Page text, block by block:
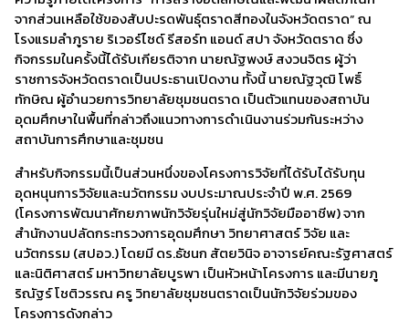
จากส่วนเหลือใช้ของสับปะรดพันธุ์ตราดสีทองในจังหวัดตราด” ณ
โรงแรมลำภูราย ริเวอร์ไซด์ รีสอร์ท แอนด์ สปา จังหวัดตราด ซึ่ง
กิจกรรมในครั้งนี้ได้รับเกียรติจาก นายณัฐพงษ์ สงวนจิตร ผู้ว่า
ราชการจังหวัดตราดเป็นประธานเปิดงาน ทั้งนี้ นายณัฐวุฒิ โพธิ์
ทักษิณ ผู้อำนวยการวิทยาลัยชุมชนตราด เป็นตัวแทนของสถาบัน
อุดมศึกษาในพื้นที่กล่าวถึงแนวทางการดำเนินงานร่วมกันระหว่าง
สถาบันการศึกษาและชุมชน
สำหรับกิจกรรมนี้เป็นส่วนหนึ่งของโครงการวิจัยที่ได้รับได้รับทุน
อุดหนุนการวิจัยและนวัตกรรม งบประมาณประจำปี พ.ศ. 2569
(โครงการพัฒนาศักยภาพนักวิจัยรุ่นใหม่สู่นักวิจัยมืออาชีพ) จาก
สำนักงานปลัดกระทรวงการอุดมศึกษา วิทยาศาสตร์ วิจัย และ
นวัตกรรม (สปอว.) โดยมี ดร.ธัชนก สัตยวินิจ อาจารย์คณะรัฐศาสตร์
และนิติศาสตร์ มหาวิทยาลัยบูรพา เป็นหัวหน้าโครงการ และมีนายภู
ริณัฐร์ โชติวรรณ ครู วิทยาลัยชุมชนตราดเป็นนักวิจัยร่วมของ
โครงการดังกล่าว